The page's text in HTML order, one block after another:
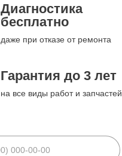
Диагностика
бесплатно
даже при отказе от ремонта
Гарантия до 3 лет
на все виды работ и запчастей